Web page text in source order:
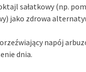
sałatkowy (np.
jako zdrowa
napój
dnia.